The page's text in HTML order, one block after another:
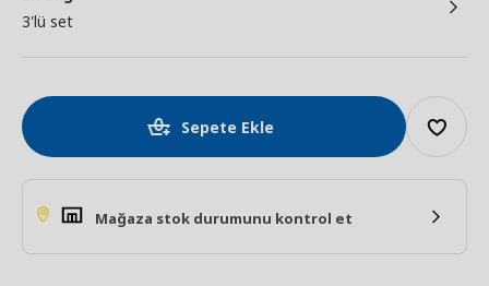
3'lü set
Sepete Ekle
Mağaza stok durumunu kontrol et